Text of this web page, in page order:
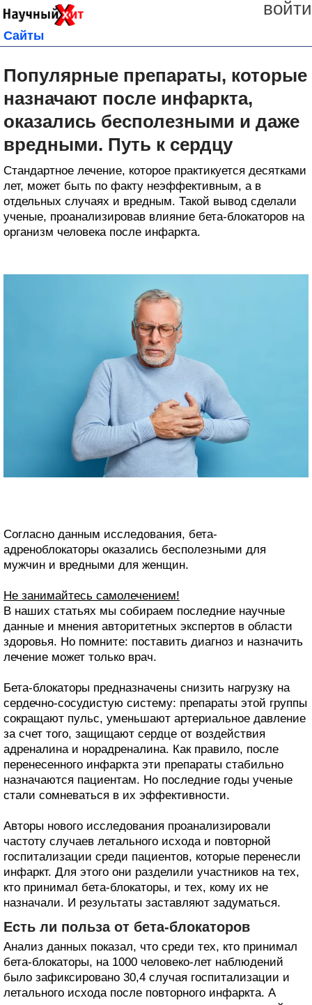
войти
Сайты
Популярные препараты, которые
назначают после инфаркта,
оказались бесполезными и даже
вредными. Путь к сердцу
Стандартное лечение, которое практикуется десятками
лет, может быть по факту неэффективным, а в
отдельных случаях и вредным. Такой вывод сделали
ученые, проанализировав влияние бета-блокаторов на
организм человека после инфаркта.
Согласно данным исследования, бета-
адреноблокаторы оказались бесполезными для
мужчин и вредными для женщин.
Не занимайтесь самолечением!
В наших статьях мы собираем последние научные
данные и мнения авторитетных экспертов в области
здоровья. Но помните: поставить диагноз и назначить
лечение может только врач.
Бета-блокаторы предназначены снизить нагрузку на
сердечно-сосудистую систему: препараты этой группы
сокращают пульс, уменьшают артериальное давление
за счет того, защищают сердце от воздействия
адреналина и норадреналина. Как правило, после
перенесенного инфаркта эти препараты стабильно
назначаются пациентам. Но последние годы ученые
стали сомневаться в их эффективности.
Авторы нового исследования проанализировали
частоту случаев летального исхода и повторной
госпитализации среди пациентов, которые перенесли
инфаркт. Для этого они разделили участников на тех,
кто принимал бета-блокаторы, и тех, кому их не
назначали. И результаты заставляют задуматься.
Есть ли польза от бета-блокаторов
Анализ данных показал, что среди тех, кто принимал
бета-блокаторы, на 1000 человеко-лет наблюдений
было зафиксировано 30,4 случая госпитализации и
летального исхода после повторного инфаркта. А